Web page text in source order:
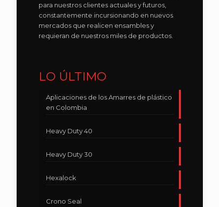
para nuestros clientes actuales y futuros,
constantemente incursionando en nuevos
mercados que realicen ensambles y
requieran de nuestros miles de productos.
LO ÚLTIMO
Aplicaciones de los Amarres de plástico
en Colombia
Heavy Duty 40
Heavy Duty 30
Hexalock
Crono Seal